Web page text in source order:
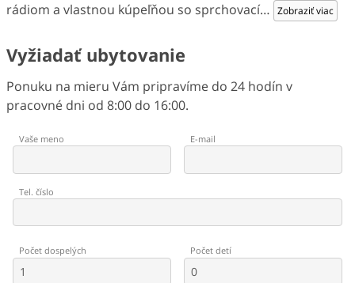
rádiom a vlastnou kúpeľňou so sprchovací… Zobraziť viac
Vyžiadať ubytovanie
Ponuku na mieru Vám pripravíme do 24 hodín v
pracovné dni od 8:00 do 16:00.
Vaše meno E-mail
Tel. číslo
Počet dospelých Počet detí